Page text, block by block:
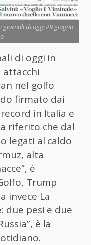
giornali di oggi 29 giugno
di oggi in
attacchi
nel golfo
firmato dai
in Italia e
riferito che dal
legati al caldo
alta
è
Trump
invece La
due pesi e due
è la